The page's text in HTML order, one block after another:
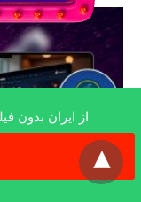
از ایران بدون